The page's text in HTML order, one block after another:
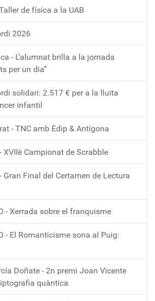
de física a la UAB
2026
- L’alumnat brilla a la jornada
per un dia”
solidari: 2.517 € per a la lluita
infantil
- TNC amb Èdip & Antígona
XVIIè Campionat de Scrabble
Gran Final del Certamen de Lectura
- Xerrada sobre el franquisme
- El Romanticisme sona al Puig:
Doñate - 2n premi Joan Vicente
quàntica